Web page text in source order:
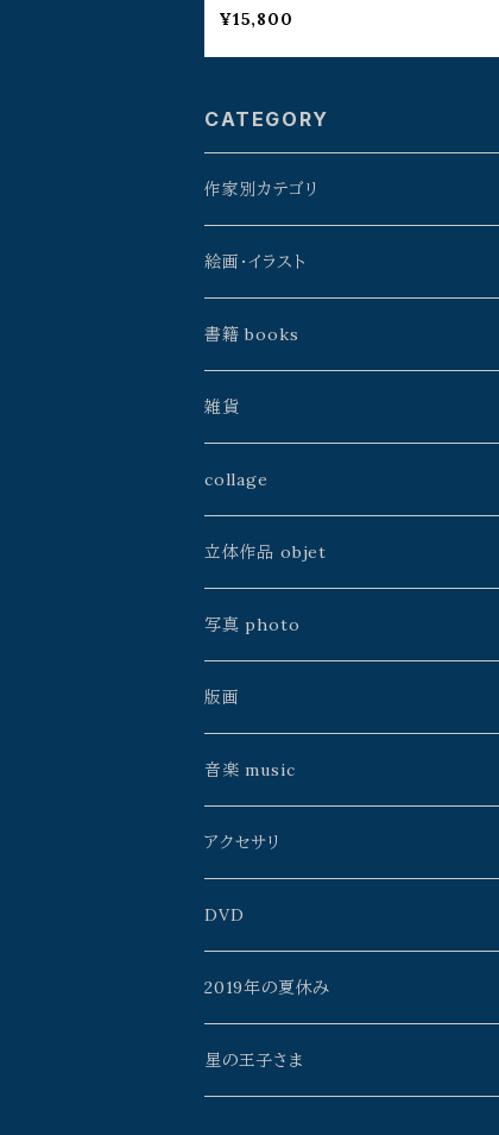
¥15,800
CATEGORY
作家別カテゴリ
星野時環
久保田昭宏
建石修志
山本佳世
中川ユウヰチ
川島朗
松島智里
雨花
よこやまぺん
イイノチエ
Rosa_Mystica
中村淳次
絵画・イラスト
よこやまぺん
戸田勝久
kazeasobi
建石修志
中村淳次
ゲツメン
うたうた星
mato*noji
チヨト
mono clone
meme
書籍 books
星野時環
山本佳世
空中線書局／Atelier空中線
銀河通信社
よこやまぺん
鴨沢祐仁
森元暢之
ミズタニカエコ
雑貨
アトリエJALANJALAN
ふじわら工房
雨花
中川ユウヰチ
よりそう
タニザワピーチ
monoclone
よこやまぺん
山本佳世
collage
山本佳世
手製本
中川ユウヰチ
松島智里
百瀬靖子
久保田昭宏
星野時環
川島朗
Rosa_Mystica
立体作品 objet
久保田昭宏
星野時環
雨花
山本佳世
百瀬靖子
黒田武志
写真 photo
久保田昭宏
Erico
版画
イイノチエ
音楽 music
アクセサリ
AzulFábrica+spinn
雨花
タニザワピーチ
DVD
2019年の夏休み
星の王子さま